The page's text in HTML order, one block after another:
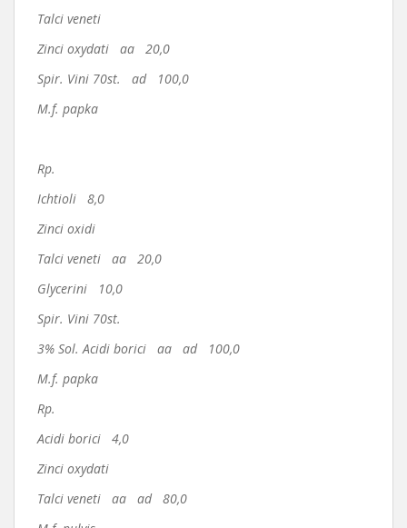
Talci veneti
Zinci oxydati aa 20,0
Spir. Vini 70st. ad 100,0
M.f. papka
Rp.
Ichtioli 8,0
Zinci oxidi
Talci veneti aa 20,0
Glycerini 10,0
Spir. Vini 70st.
3% Sol. Acidi borici aa ad 100,0
M.f. papka
Rp.
Acidi borici 4,0
Zinci oxydati
Talci veneti aa ad 80,0